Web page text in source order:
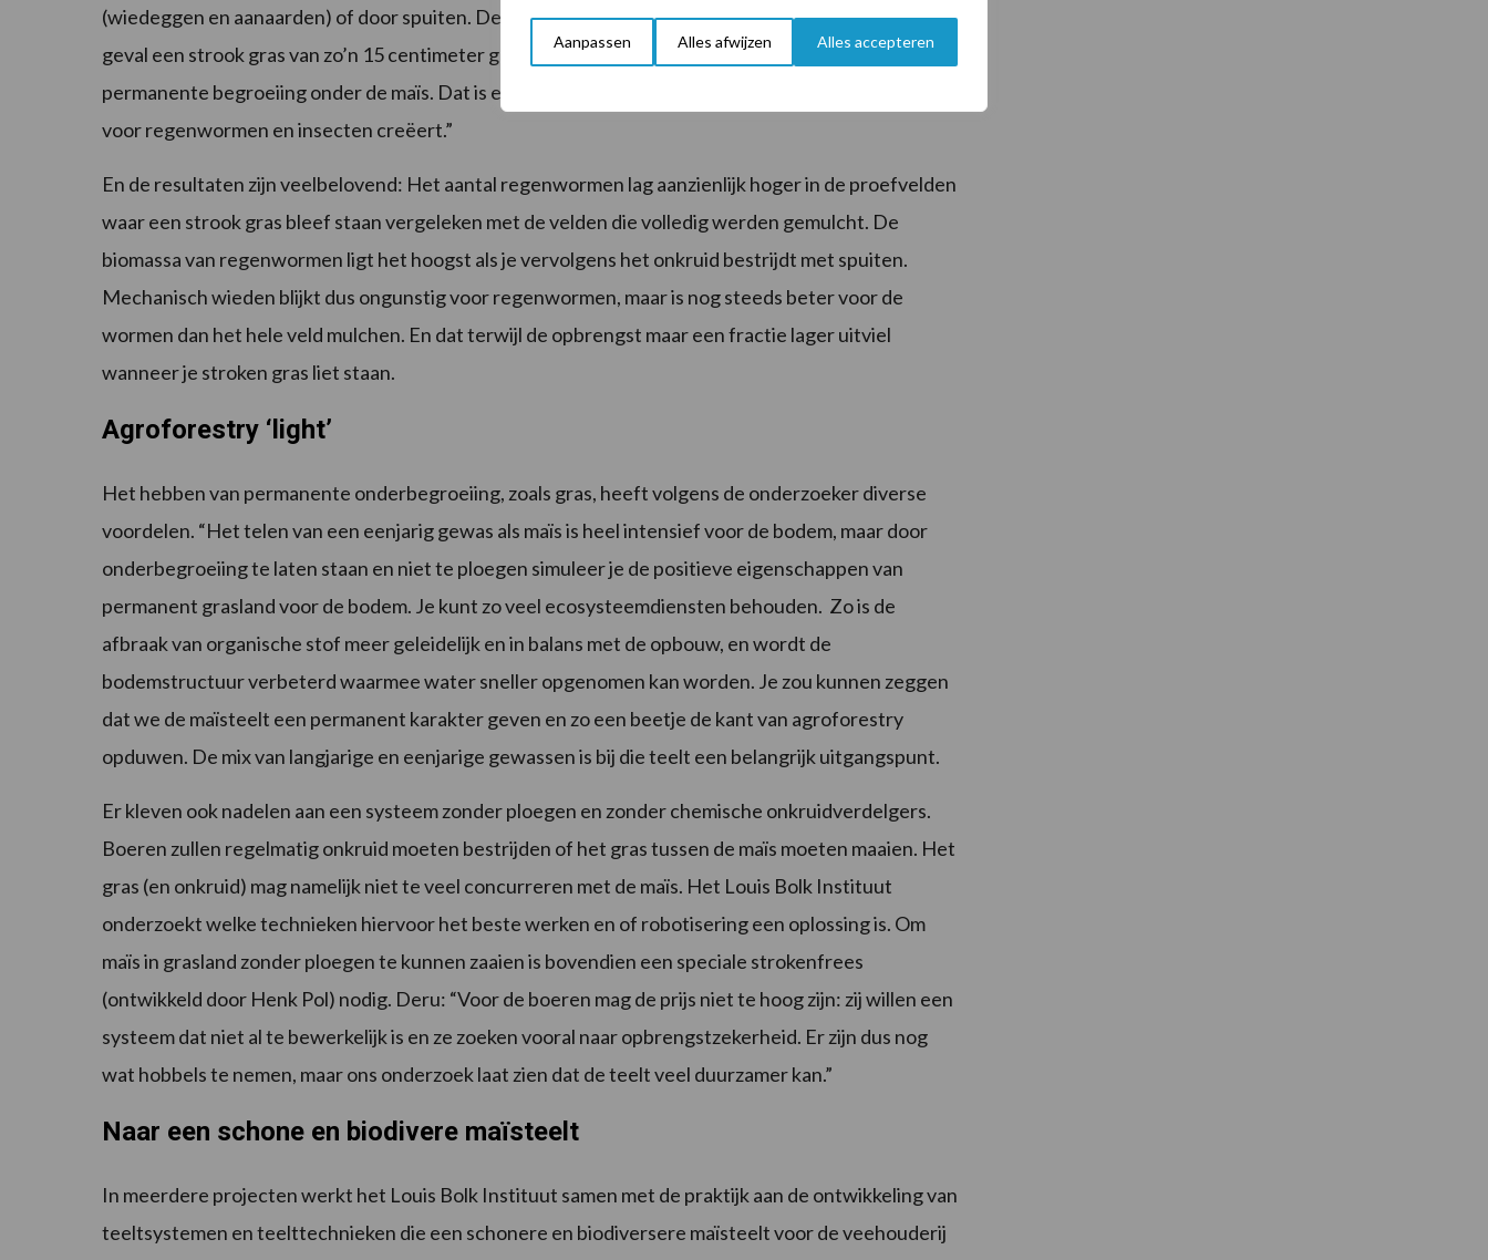
Aanpassen Alles afwijzen Alles accepteren
(wiedeggen en aanaarden) of door spuiten. De laatste behandeling leek hierop, alleen werd in dit
geval een strook gras van zo’n 15 centimeter gespaard. “Door een stuk gras te sparen houd je
permanente begroeiing onder de maïs. Dat is een mooi systeem waarbij je een soort vluchtstrook
voor regenwormen en insecten creëert.”
En de resultaten zijn veelbelovend: Het aantal regenwormen lag aanzienlijk hoger in de proefvelden
waar een strook gras bleef staan vergeleken met de velden die volledig werden gemulcht. De
biomassa van regenwormen ligt het hoogst als je vervolgens het onkruid bestrijdt met spuiten.
Mechanisch wieden blijkt dus ongunstig voor regenwormen, maar is nog steeds beter voor de
wormen dan het hele veld mulchen. En dat terwijl de opbrengst maar een fractie lager uitviel
wanneer je stroken gras liet staan.
Agroforestry ‘light’
Het hebben van permanente onderbegroeiing, zoals gras, heeft volgens de onderzoeker diverse
voordelen. “Het telen van een eenjarig gewas als maïs is heel intensief voor de bodem, maar door
onderbegroeiing te laten staan en niet te ploegen simuleer je de positieve eigenschappen van
permanent grasland voor de bodem. Je kunt zo veel ecosysteemdiensten behouden. Zo is de
afbraak van organische stof meer geleidelijk en in balans met de opbouw, en wordt de
bodemstructuur verbeterd waarmee water sneller opgenomen kan worden. Je zou kunnen zeggen
dat we de maïsteelt een permanent karakter geven en zo een beetje de kant van agroforestry
opduwen. De mix van langjarige en eenjarige gewassen is bij die teelt een belangrijk uitgangspunt.
Er kleven ook nadelen aan een systeem zonder ploegen en zonder chemische onkruidverdelgers.
Boeren zullen regelmatig onkruid moeten bestrijden of het gras tussen de maïs moeten maaien. Het
gras (en onkruid) mag namelijk niet te veel concurreren met de maïs. Het Louis Bolk Instituut
onderzoekt welke technieken hiervoor het beste werken en of robotisering een oplossing is. Om
maïs in grasland zonder ploegen te kunnen zaaien is bovendien een speciale strokenfrees
(ontwikkeld door Henk Pol) nodig. Deru: “Voor de boeren mag de prijs niet te hoog zijn: zij willen een
systeem dat niet al te bewerkelijk is en ze zoeken vooral naar opbrengstzekerheid. Er zijn dus nog
wat hobbels te nemen, maar ons onderzoek laat zien dat de teelt veel duurzamer kan.”
Naar een schone en biodivere maïsteelt
In meerdere projecten werkt het Louis Bolk Instituut samen met de praktijk aan de ontwikkeling van
teeltsystemen en teelttechnieken die een schonere en biodiversere maïsteelt voor de veehouderij